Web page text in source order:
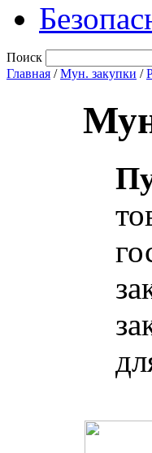
Поиск
Главная /Мун. закупки /